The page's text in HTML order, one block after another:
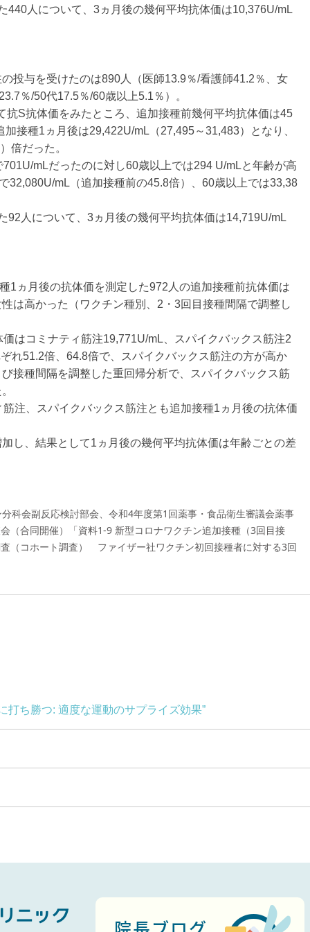
440人について、3ヵ月後の幾何平均抗体価は10,376U/mL
投与を受けたのは890人（医師13.9％/看護師41.2％、女
％/50代17.5％/60歳以上5.1％）。
抗S抗体価をみたところ、追加接種前幾何平均抗体価は45
接種1ヵ月後は29,422U/mL（27,495～31,483）となり、
倍だった。
mLだったのに対し60歳以上では294 U/mLと年齢が高
32,080U/mL（追加接種前の45.8倍）、60歳以上では33,38
92人について、3ヵ月後の幾何平均抗体価は14,719U/mL
1ヵ月後の抗体価を測定した972人の追加接種前抗体価は
は高かった（ワクチン種別、2・3回目接種間隔で調整し
はコミナティ筋注19,771U/mL、スパイクバックス筋注2
れ51.2倍、64.8倍で、スパイクバックス筋注の方が高か
接種間隔を調整した重回帰分析で、スパイクバックス筋
注、スパイクバックス筋注とも追加接種1ヵ月後の抗体価
し、結果として1ヵ月後の幾何平均抗体価は年齢ごとの差
科会副反応検討部会、令和4年度第1回薬事・食品衛生審議会薬事
（合同開催）「資料1-9 新型コロナワクチン追加接種（3回目接
（コホート調査） ファイザー社ワクチン初回接種者に対する3回
ち勝つ: 適度な運動のサプライズ効果”